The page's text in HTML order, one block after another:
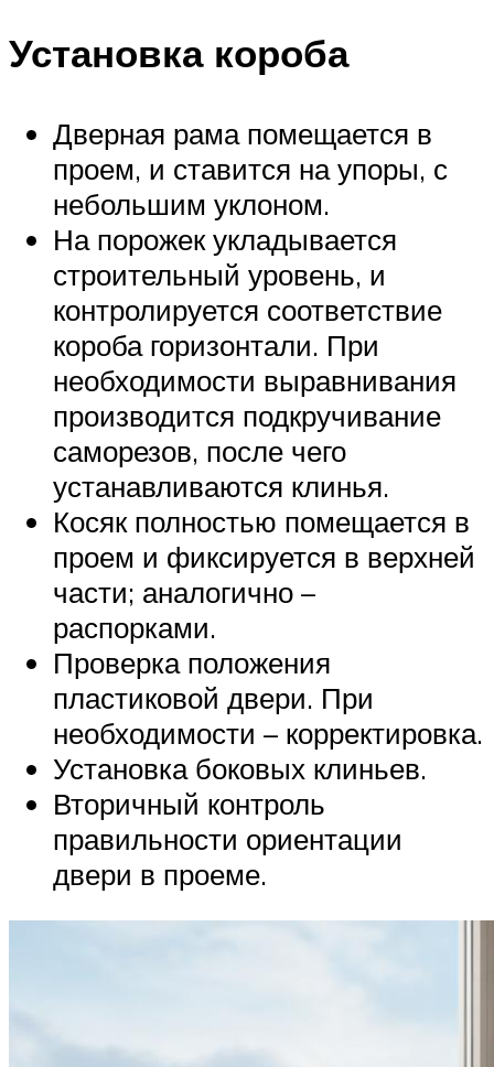
Установка короба
Дверная рама помещается в
проем, и ставится на упоры, с
небольшим уклоном.
На порожек укладывается
строительный уровень, и
контролируется соответствие
короба горизонтали. При
необходимости выравнивания
производится подкручивание
саморезов, после чего
устанавливаются клинья.
Косяк полностью помещается в
проем и фиксируется в верхней
части; аналогично –
распорками.
Проверка положения
пластиковой двери. При
необходимости – корректировка.
Установка боковых клиньев.
Вторичный контроль
правильности ориентации
двери в проеме.